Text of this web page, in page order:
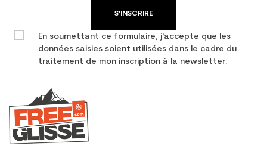
S'INSCRIRE
En soumettant ce formulaire, j'accepte que les
données saisies soient utilisées dans le cadre du
traitement de mon inscription à la newsletter.